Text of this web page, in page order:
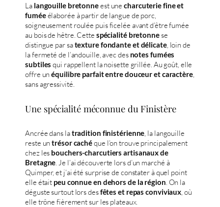
La langouille bretonneest unecharcuterie fine et
fuméeélaborée à partir de langue de porc,
soigneusement roulée puis ficelée avant d’être fumée
au bois de hêtre. Cette spécialité bretonnese
distingue par satexture fondante et délicate, loin de
la fermeté de l’andouille, avec des notes fumées
subtiles qui rappellent la noisette grillée. Au goût, elle
offre unéquilibre parfait entre douceur et caractère,
sans agressivité.
Une spécialité méconnue du Finistère
Ancrée dans latradition finistérienne, la langouille
reste untrésor cachéque l’on trouve principalement
chez les bouchers-charcutiers artisanaux de
Bretagne. Je l’ai découverte lors d’un marché à
Quimper, et j’ai été surprise de constater à quel point
elle était peu connue en dehors de la région. On la
déguste surtout lors desfêtes et repas conviviaux, où
elle trône fièrement sur les plateaux.